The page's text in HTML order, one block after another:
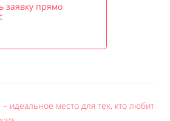
заявку прямо